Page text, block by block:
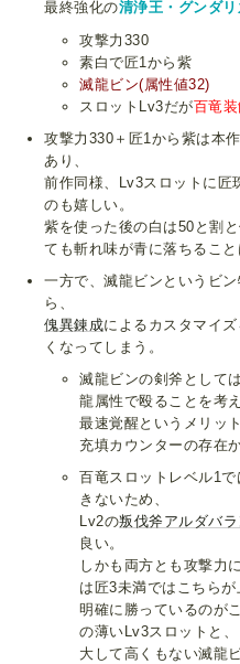
最終強化の清浄王・グンダ
攻撃力330
素白で匠1から紫
滅龍ビン(属性値32)
スロットLv3だが百竜
攻撃力330＋匠1から紫は本
あり、
前作同様、Lv3スロットに匠
のも嬉しい。
紫を使った後の白は50と割
ても斬れ味が青に落ちること
一方で、滅龍ビンというビ
ら、
傀異錬成によるカスタマイ
くなってしまう。
滅龍ビンの剣斧として
龍属性で殴ることを考
最速覚醒というメリッ
充填カウンターの存在
百竜スロットレベル1
きないため、
Lv2の叛伐斧アルダバラ
良い。
しかも両方とも攻撃力
は匠3未満ではこちらが
明確に勝っているのが
の薄いLv3スロットと、
大して高くもない滅龍